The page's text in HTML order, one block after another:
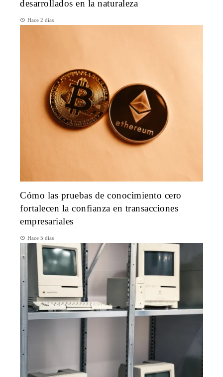
desarrollados en la naturaleza
Hace 2 días
Cómo las pruebas de conocimiento cero
fortalecen la confianza en transacciones
empresariales
Hace 5 días